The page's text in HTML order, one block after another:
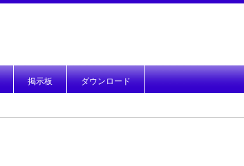
掲示板 ダウンロード